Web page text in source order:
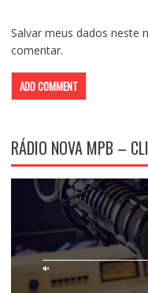
Salvar meus dados neste
comentar.
RÁDIO NOVA MPB –